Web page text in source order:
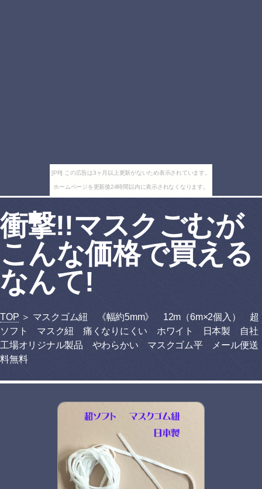
[PR] この広告は3ヶ月以上更新がないため表示されています。
ホームページを更新後24時間以内に表示されなくなります。
衝撃!!マスクごむが
こんな価格で買える
なんて!
TOP ＞ マスクゴム紐 《幅約5mm》 12m（6m×2個入） 超
ソフト マスク紐 痛くなりにくい ホワイト 日本製 自社
工場オリジナル製品 やわらかい マスクゴム平 メール便送
料無料